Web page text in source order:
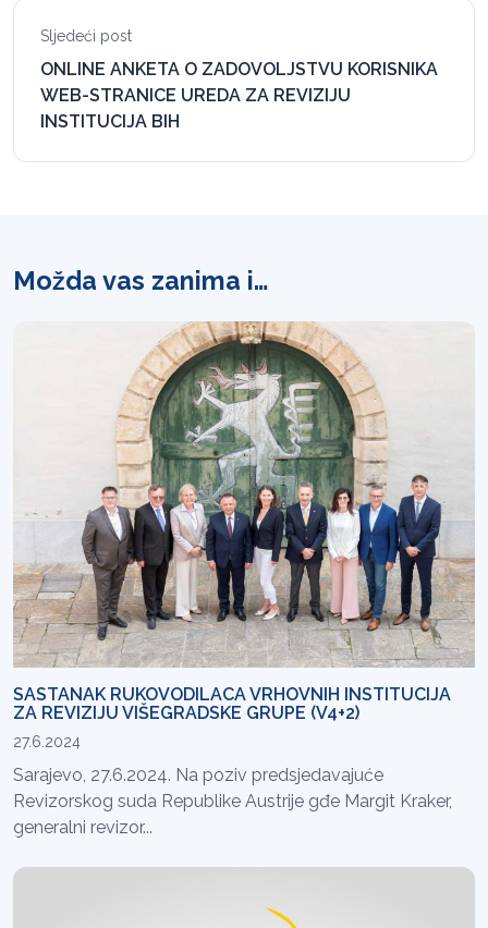
Sljedeći post
ONLINE ANKETA O ZADOVOLJSTVU KORISNIKA
WEB-STRANICE UREDA ZA REVIZIJU
INSTITUCIJA BIH
Možda vas zanima i…
SASTANAK RUKOVODILACA VRHOVNIH INSTITUCIJA
ZA REVIZIJU VIŠEGRADSKE GRUPE (V4+2)
27.6.2024
Sarajevo, 27.6.2024. Na poziv predsjedavajuće
Revizorskog suda Republike Austrije gđe Margit Kraker,
generalni revizor...